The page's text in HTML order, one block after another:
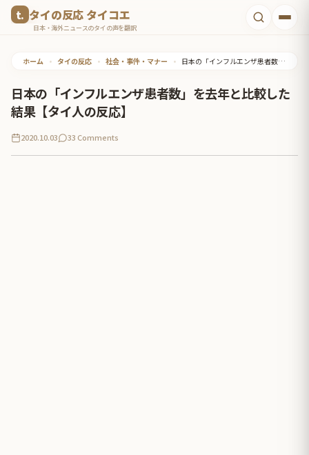
タイの反応 タイコエ
日本・海外ニュースのタイの声を翻訳
ホーム • タイの反応 • 社会・事件・マナー • 日本の「インフルエンザ患者数」を去年と比較した結果【タイ人の反応】
日本の「インフルエンザ患者数」を去年と比較した
結果【タイ人の反応】
2020.10.03 33 Comments